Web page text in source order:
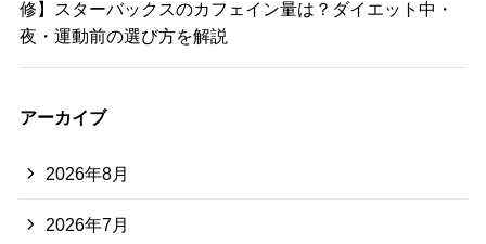
修】スターバックスのカフェイン量は？ダイエット中・
夜・運動前の選び方を解説
アーカイブ
2026年8月
2026年7月